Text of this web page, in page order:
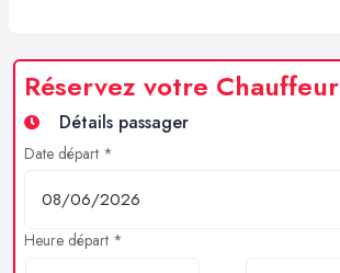
Réservez votre Chauffeur
Détails passager
Date départ *
Heure départ *